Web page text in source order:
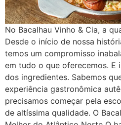
No Bacalhau Vinho & Cia, a
Desde o início de nossa
temos um compromisso
em tudo o que oferecemos. E
dos ingredientes. Sabemos
experiência gastronômica
precisamos começar pela
de altíssima qualidade. O